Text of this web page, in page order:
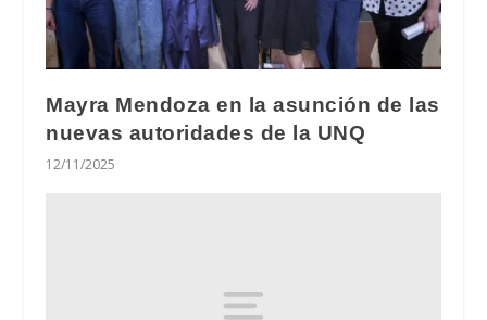
Mayra Mendoza en la asunción de las
nuevas autoridades de la UNQ
12/11/2025